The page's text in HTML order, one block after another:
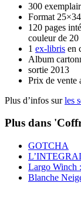
300
Format
120 pages
couleur de 20
1 ex-libris en
Album
sortie 2013
Prix de vente
Plus d’infos surles
Plus dans
GOTCHA
Largo Winch
Blanche